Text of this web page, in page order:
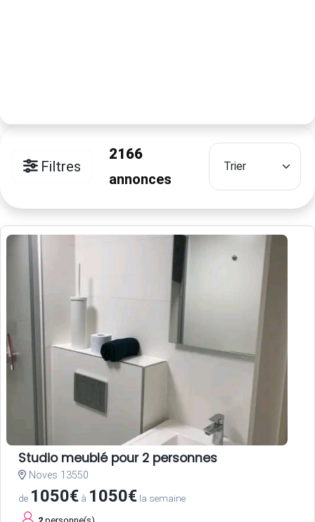
Filtres
2166
annonces
Studio meublé pour 2 personnes
Noves 13550
de 1050€ à 1050€ la semaine